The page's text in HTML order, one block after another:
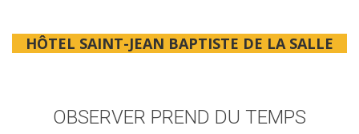
HÔTEL SAINT-JEAN BAPTISTE DE LA SALLE
OBSERVER PREND DU TEMPS